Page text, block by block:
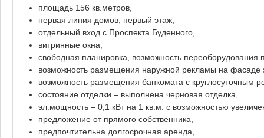
площадь 156 кв.метров,
первая линия домов, первый этаж,
отдельный вход с Проспекта Буденного,
витринные окна,
свободная планировка, возможность
возможность размещения наружной рекламы на фасаде
возможность размещения банкомата с круглосуточным
состояние отделки – выполнена черновая отделка,
эл.мощность – 0,1 кВт на 1 кв.м. с возможностью
предложение от прямого собственника,
предпочтительна долгосрочная аренда,